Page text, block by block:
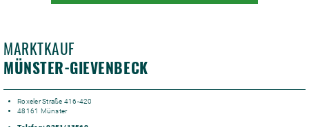
MARKTKAUF
MÜNSTER-GIEVENBECK
Roxeler Straße 416-420
48161 Münster